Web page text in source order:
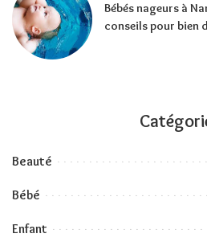
Bébés nageurs à
conseils pour bien
Beauté
Bébé
Enfant